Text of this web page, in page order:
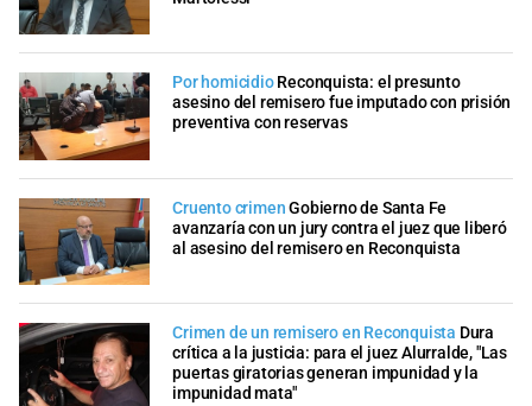
Por homicidio Reconquista: el presunto
asesino del remisero fue imputado con prisión
preventiva con reservas
Cruento crimenGobierno de Santa Fe
avanzaría con un jury contra el juez que liberó
al asesino del remisero en Reconquista
Crimen de un remisero en Reconquista Dura
crítica a la justicia: para el juez Alurralde, "Las
puertas giratorias generan impunidad y la
impunidad mata"